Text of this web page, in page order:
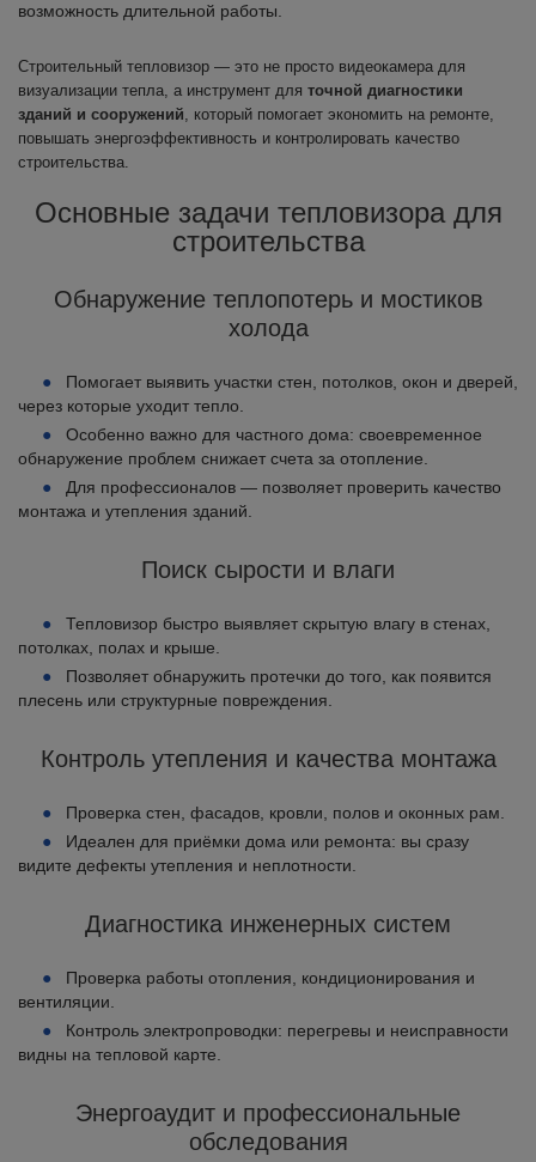
возможность длительной работы.
Строительный тепловизор — это не просто видеокамера для
визуализации тепла, а инструмент для точной диагностики
зданий и сооружений, который помогает экономить на ремонте,
повышать энергоэффективность и контролировать качество
строительства.
Основные задачи тепловизора для
строительства
Обнаружение теплопотерь и мостиков
холода
Помогает выявить участки стен, потолков, окон и дверей,
через которые уходит тепло.
Особенно важно для частного дома: своевременное
обнаружение проблем снижает счета за отопление.
Для профессионалов — позволяет проверить качество
монтажа и утепления зданий.
Поиск сырости и влаги
Тепловизор быстро выявляет скрытую влагу в стенах,
потолках, полах и крыше.
Позволяет обнаружить протечки до того, как появится
плесень или структурные повреждения.
Контроль утепления и качества монтажа
Проверка стен, фасадов, кровли, полов и оконных рам.
Идеален для приёмки дома или ремонта: вы сразу
видите дефекты утепления и неплотности.
Диагностика инженерных систем
Проверка работы отопления, кондиционирования и
вентиляции.
Контроль электропроводки: перегревы и неисправности
видны на тепловой карте.
Энергоаудит и профессиональные
обследования